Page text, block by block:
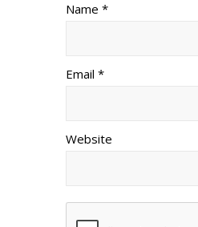
Name *
Email *
Website